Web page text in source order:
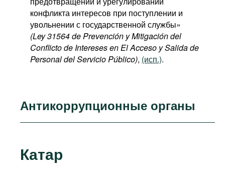
конфликта интересов при поступлении и
увольнении с государственной службы»
(Ley 31564 de Prevención y Mitigación del
Conflicto de Intereses en El Acceso y Salida de
Personal del Servicio Público), (исп.).
Антикоррупционные органы
Катар